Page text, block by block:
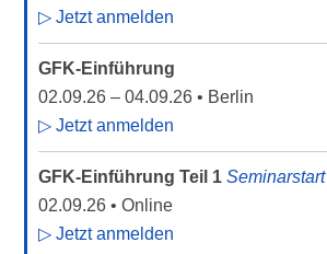
▷ Jetzt anmelden
GFK-Einführung
02.09.26 – 04.09.26 • Berlin
▷ Jetzt anmelden
GFK-Einführung Teil 1 Seminarstart
02.09.26 • Online
▷ Jetzt anmelden